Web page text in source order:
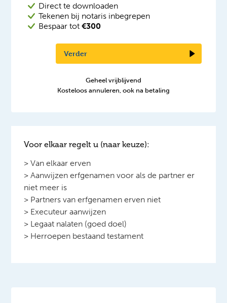
Direct te downloaden
Tekenen bij notaris inbegrepen
Bespaar tot €300
Verder
Geheel vrijblijvend
Kosteloos annuleren, ook na betaling
Voor elkaar regelt u (naar keuze):
> Van elkaar erven
> Aanwijzen erfgenamen voor als de partner er
niet meer is
> Partners van erfgenamen erven niet
> Executeur aanwijzen
> Legaat nalaten (goed doel)
> Herroepen bestaand testament